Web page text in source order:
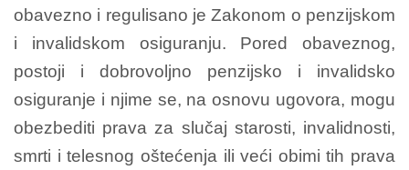
obavezno i regulisano je Zakonom o penzijskom
i invalidskom osiguranju. Pored obaveznog,
postoji i dobrovoljno penzijsko i invalidsko
osiguranje i njime se, na osnovu ugovora, mogu
obezbediti prava za slučaj starosti, invalidnosti,
smrti i telesnog oštećenja ili veći obimi tih prava